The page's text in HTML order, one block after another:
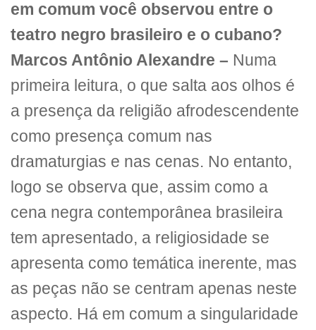
em comum você observou entre o
teatro negro brasileiro e o cubano?
Marcos Antônio Alexandre – Numa
primeira leitura, o que salta aos olhos é
a presença da religião afrodescendente
como presença comum nas
dramaturgias e nas cenas. No entanto,
logo se observa que, assim como a
cena negra contemporânea brasileira
tem apresentado, a religiosidade se
apresenta como temática inerente, mas
as peças não se centram apenas neste
aspecto. Há em comum a singularidade